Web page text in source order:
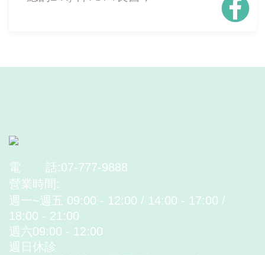
電 話:07-777-9888
營業時間:
週一~週五 09:00 - 12:00 / 14:00 - 17:00 /
18:00 - 21:00
週六09:00 - 12:00
週日休診